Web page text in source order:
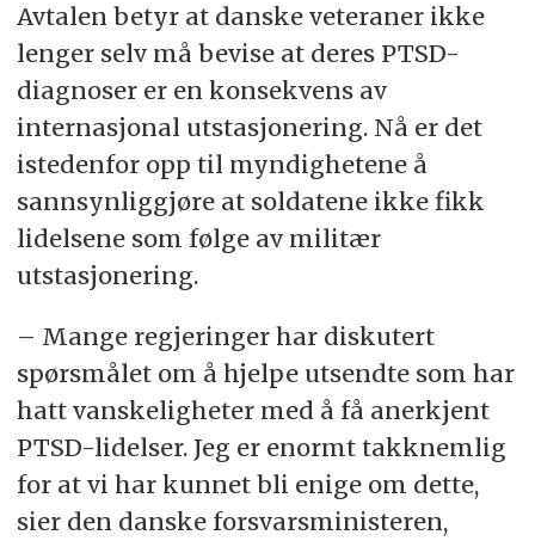
Avtalen betyr at danske veteraner ikke
lenger selv må bevise at deres PTSD-
diagnoser er en konsekvens av
internasjonal utstasjonering. Nå er det
istedenfor opp til myndighetene å
sannsynliggjøre at soldatene ikke fikk
lidelsene som følge av militær
utstasjonering.
– Mange regjeringer har diskutert
spørsmålet om å hjelpe utsendte som har
hatt vanskeligheter med å få anerkjent
PTSD-lidelser. Jeg er enormt takknemlig
for at vi har kunnet bli enige om dette,
sier den danske forsvarsministeren,